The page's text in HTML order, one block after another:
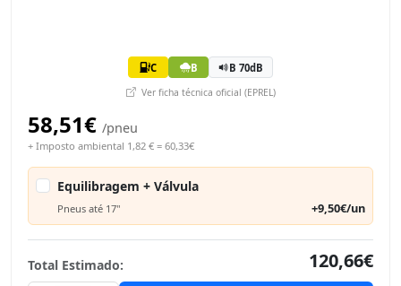
C B B 70dB
Ver ficha técnica oficial (EPREL)
58,51€ /pneu
+ Imposto ambiental 1,82 € = 60,33€
Equilibragem + Válvula
Pneus até 17" +9,50€/un
Total Estimado:
120,66€